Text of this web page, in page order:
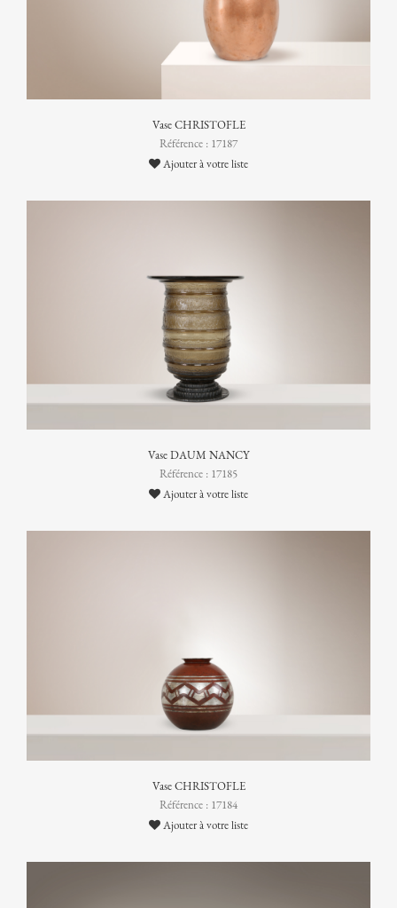
Vase CHRISTOFLE
Référence : 17187
Ajouter à votre liste
Vase DAUM NANCY
Référence : 17185
Ajouter à votre liste
Vase CHRISTOFLE
Référence : 17184
Ajouter à votre liste